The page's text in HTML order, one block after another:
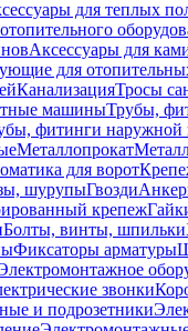
для теплых
Аксессуары для
для
КанализацияТросы
машиныТрубы,
фитинги наружной
Металлопрокат
для ворот
шурупыГвозди
крепеж
Болты, винты, шпильки
Фиксаторы арматуры
звонки
и подрозетники